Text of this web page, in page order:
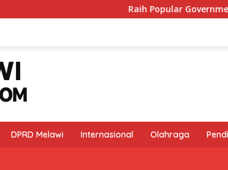
Raih Popular Government
DPRD Melawi Internasional Olahraga